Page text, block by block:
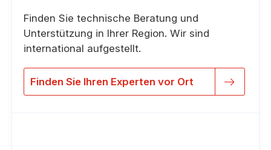
Finden Sie technische Beratung und
Unterstützung in Ihrer Region. Wir sind
international aufgestellt.
Finden Sie Ihren Experten vor Ort